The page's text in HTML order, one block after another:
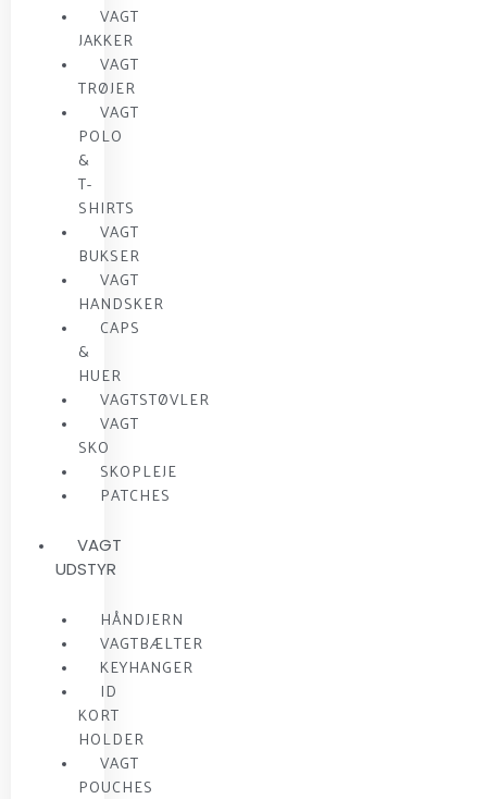
VAGT
JAKKER
VAGT
TRØJER
VAGT
POLO
&
T-
SHIRTS
VAGT
BUKSER
VAGT
HANDSKER
CAPS
&
HUER
VAGTSTØVLER
VAGT
SKO
SKOPLEJE
PATCHES
VAGT
UDSTYR
HÅNDJERN
VAGTBÆLTER
KEYHANGER
ID
KORT
HOLDER
VAGT
POUCHES